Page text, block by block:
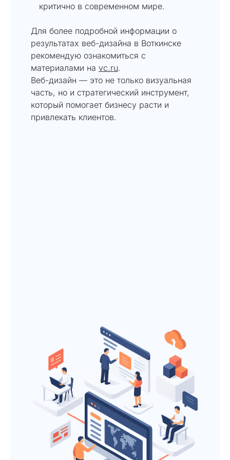
критично в современном мире.
Для более подробной информации о
результатах веб-дизайна в Воткинске
рекомендую ознакомиться с
материалами на vc.ru.
Веб-дизайн — это не только визуальная
часть, но и стратегический инструмент,
который помогает бизнесу расти и
привлекать клиентов.